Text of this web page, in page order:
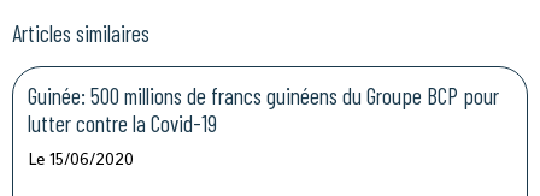
Articles similaires
Guinée: 500 millions de francs guinéens du Groupe BCP pour
lutter contre la Covid-19
Le 15/06/2020